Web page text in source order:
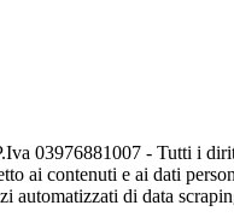
03976881007 - Tutti i
ai contenuti e ai dati
automatizzati di data